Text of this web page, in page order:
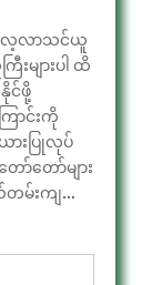
လေ့လာသင်ယူ
များပါ ထိ
င်ဖို့
ာင်းကို
ယားပြုလုပ်
ာ်တော်များ
တမ်းကျ...